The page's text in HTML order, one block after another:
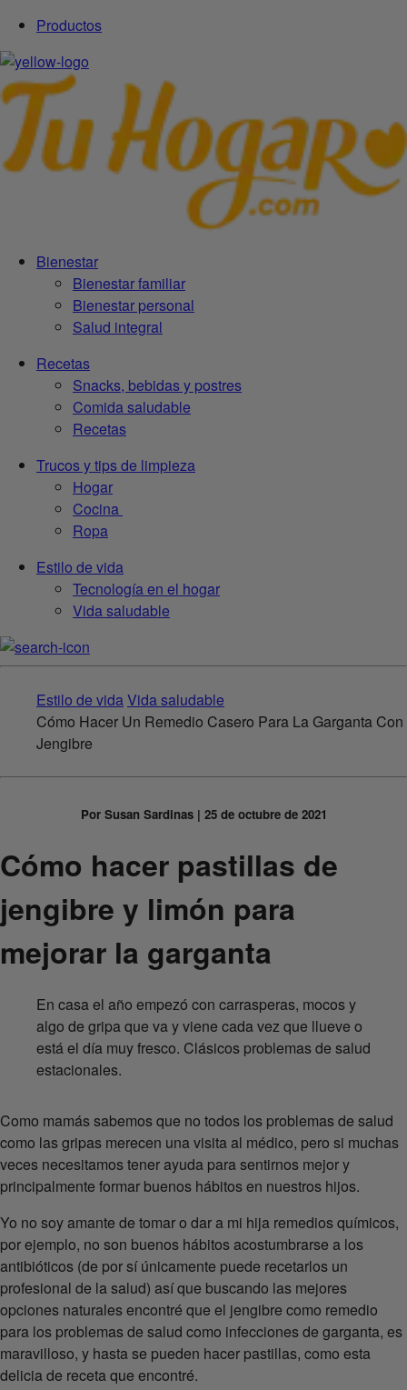
Productos
Bienestar
Bienestar familiar
Bienestar personal
Salud integral
Recetas
Snacks, bebidas y postres
Comida saludable
Recetas
Trucos y tips de limpieza
Hogar
Cocina
Ropa
Estilo de vida
Tecnología en el hogar
Vida saludable
Estilo de vidaVida saludable
Cómo Hacer Un Remedio Casero Para La Garganta Con
Jengibre
Por Susan Sardinas | 25 de octubre de 2021
Cómo hacer pastillas de
jengibre y limón para
mejorar la garganta
En casa el año empezó con carrasperas, mocos y
algo de gripa que va y viene cada vez que llueve o
está el día muy fresco. Clásicos problemas de salud
estacionales.
Como mamás sabemos que no todos los problemas de salud
como las gripas merecen una visita al médico, pero si muchas
veces necesitamos tener ayuda para sentirnos mejor y
principalmente formar buenos hábitos en nuestros hijos.
Yo no soy amante de tomar o dar a mi hija remedios químicos,
por ejemplo, no son buenos hábitos acostumbrarse a los
antibióticos (de por sí únicamente puede recetarlos un
profesional de la salud) así que buscando las mejores
opciones naturales encontré que el jengibre como remedio
para los problemas de salud como infecciones de garganta, es
maravilloso, y hasta se pueden hacer pastillas, como esta
delicia de receta que encontré.